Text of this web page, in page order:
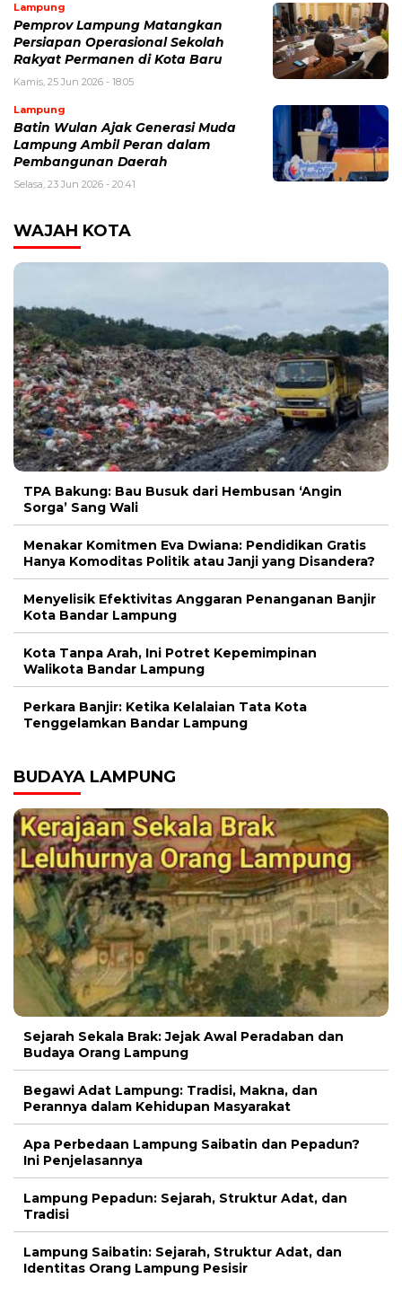
Lampung
Pemprov Lampung Matangkan
Persiapan Operasional Sekolah
Rakyat Permanen di Kota Baru
Kamis, 25 Jun 2026 - 18:05
Lampung
Batin Wulan Ajak Generasi Muda
Lampung Ambil Peran dalam
Pembangunan Daerah
Selasa, 23 Jun 2026 - 20:41
WAJAH KOTA
TPA Bakung: Bau Busuk dari Hembusan ‘Angin
Sorga’ Sang Wali
Menakar Komitmen Eva Dwiana: Pendidikan Gratis
Hanya Komoditas Politik atau Janji yang Disandera?
Menyelisik Efektivitas Anggaran Penanganan Banjir
Kota Bandar Lampung
Kota Tanpa Arah, Ini Potret Kepemimpinan
Walikota Bandar Lampung
Perkara Banjir: Ketika Kelalaian Tata Kota
Tenggelamkan Bandar Lampung
BUDAYA LAMPUNG
Sejarah Sekala Brak: Jejak Awal Peradaban dan
Budaya Orang Lampung
Begawi Adat Lampung: Tradisi, Makna, dan
Perannya dalam Kehidupan Masyarakat
Apa Perbedaan Lampung Saibatin dan Pepadun?
Ini Penjelasannya
Lampung Pepadun: Sejarah, Struktur Adat, dan
Tradisi
Lampung Saibatin: Sejarah, Struktur Adat, dan
Identitas Orang Lampung Pesisir